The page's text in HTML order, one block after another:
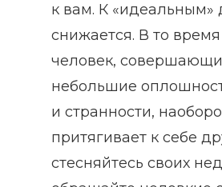
к вам. К «идеальным»
снижается. В то время
человек,
небольшие
и странности,
притягивает к себе
стесняйтесь своих